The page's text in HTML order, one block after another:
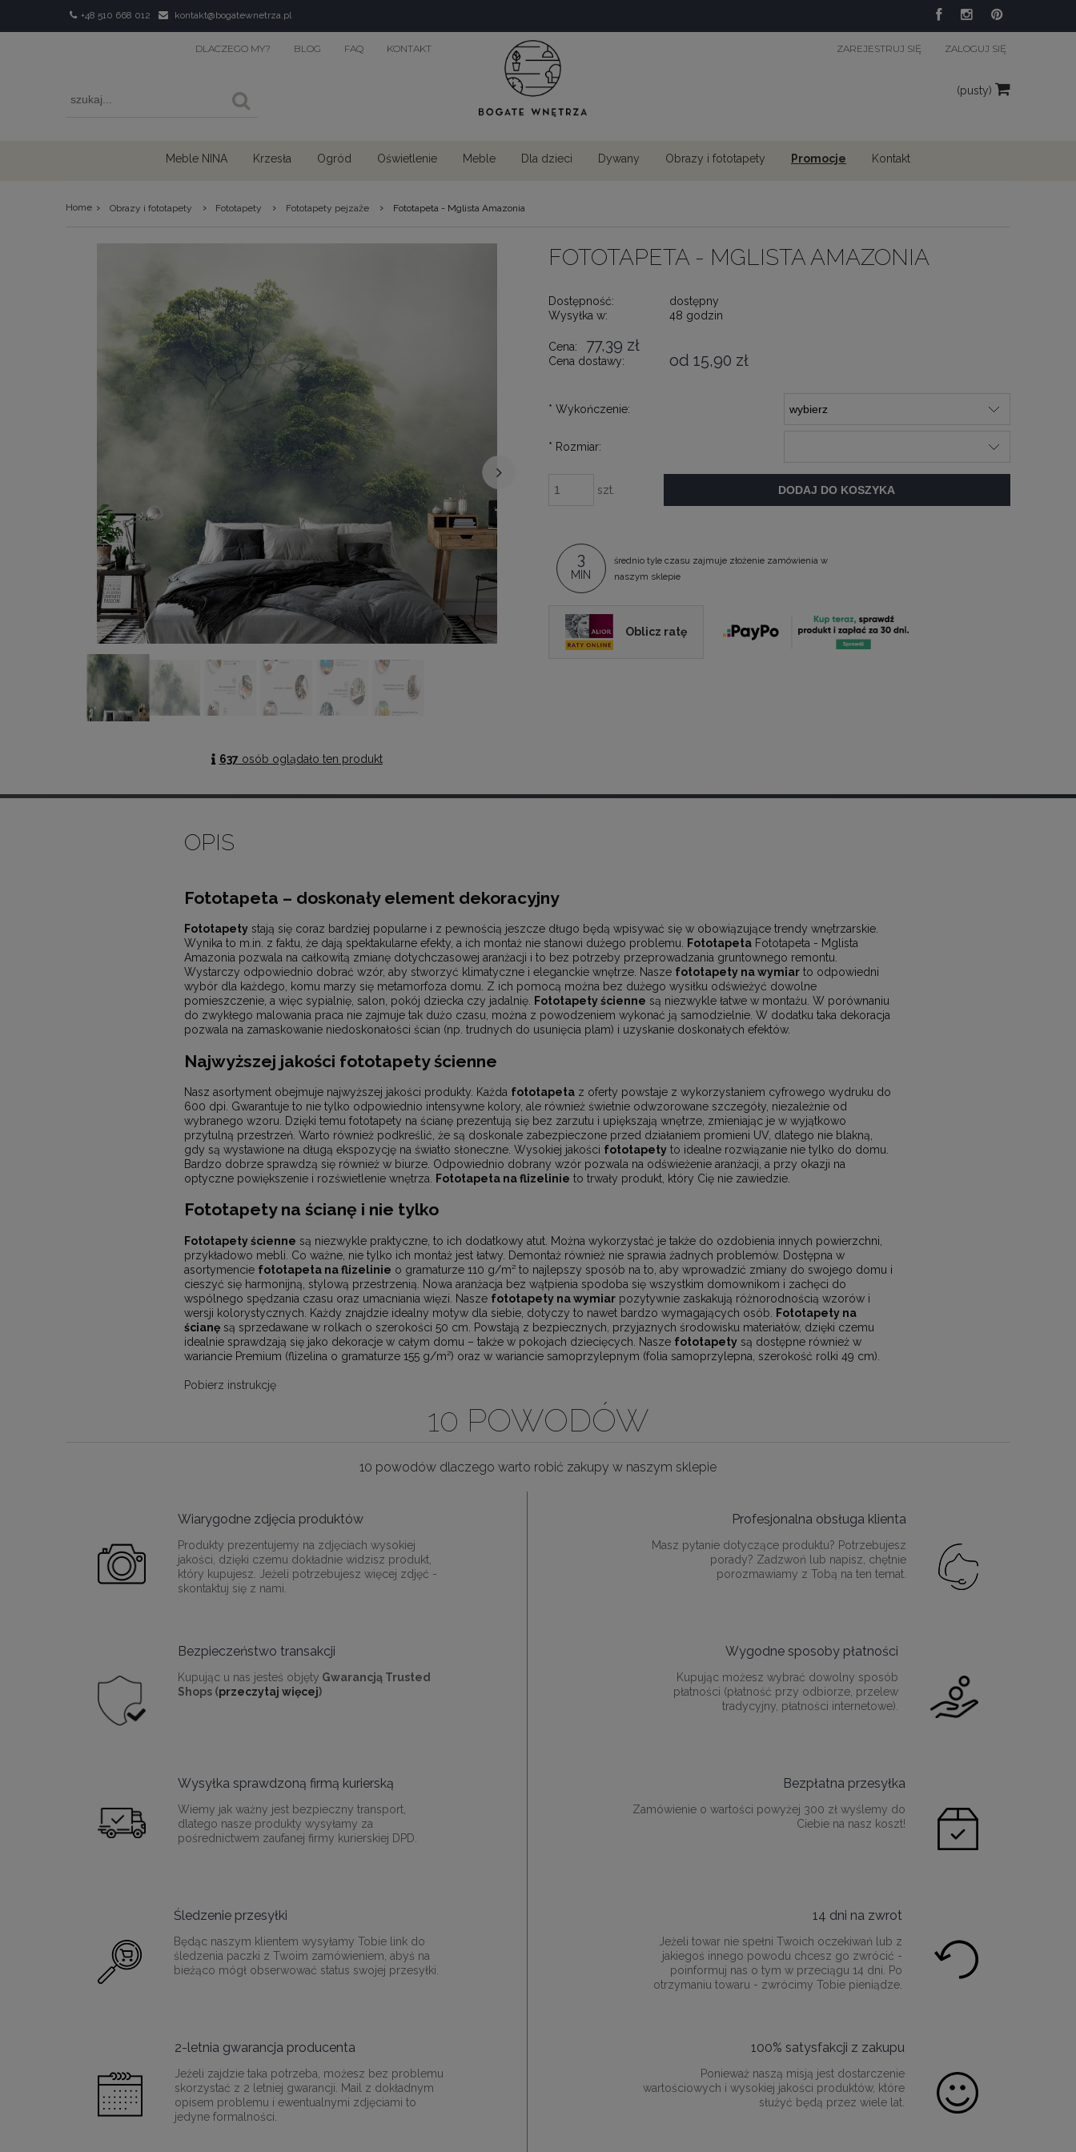
+48 510 668 012 kontakt@bogatewnetrza.pl
DLACZEGO MY? BLOG FAQ KONTAKT ZAREJESTRUJ SIĘ ZALOGUJ SIĘ
(pusty)
Meble NINA Krzesła Ogród Oświetlenie Meble Dla dzieci Dywany Obrazy i fototapety Promocje Kontakt
Home › Obrazy i fototapety › Fototapety › Fototapety pejzaże › Fototapeta - Mglista Amazonia
637osób oglądało ten produkt
FOTOTAPETA - MGLISTA AMAZONIA
Dostępność:
dostępny
Wysyłka w:
48 godzin
Cena: 77,39 zł
Cena dostawy: od 15,90 zł
* Wykończenie:
* Rozmiar:
szt. DODAJ DO KOSZYKA
3
MIN
średnio tyle czasu zajmuje złożenie zamówienia w
naszym sklepie
Oblicz ratę
OPIS
Fototapeta – doskonały element dekoracyjny
Fototapetystają się coraz bardziej popularne i z pewnością jeszcze długo będą wpisywać się w obowiązujące trendy wnętrzarskie.
Wynika to m.in. z faktu, że dają spektakularne efekty, a ich montaż nie stanowi dużego problemu. FototapetaFototapeta - Mglista
Amazonia pozwala na całkowitą zmianę dotychczasowej aranżacji i to bez potrzeby przeprowadzania gruntownego remontu.
Wystarczy odpowiednio dobrać wzór, aby stworzyć klimatyczne i eleganckie wnętrze. Nasze fototapety na wymiarto odpowiedni
wybór dla każdego, komu marzy się metamorfoza domu. Z ich pomocą można bez dużego wysiłku odświeżyć dowolne
pomieszczenie, a więc sypialnię, salon, pokój dziecka czy jadalnię. Fototapety ścienne są niezwykle łatwe w montażu. W porównaniu
do zwykłego malowania praca nie zajmuje tak dużo czasu, można z powodzeniem wykonać ją samodzielnie. W dodatku taka dekoracja
pozwala na zamaskowanie niedoskonałości ścian (np. trudnych do usunięcia plam) i uzyskanie doskonałych efektów.
Najwyższej jakości fototapety ścienne
Nasz asortyment obejmuje najwyższej jakości produkty. Każda fototapetaz oferty powstaje z wykorzystaniem cyfrowego wydruku do
600 dpi. Gwarantuje to nie tylko odpowiednio intensywne kolory, ale również świetnie odwzorowane szczegóły, niezależnie od
wybranego wzoru. Dzięki temu fototapety na ścianę prezentują się bez zarzutu i upiększają wnętrze, zmieniając je w wyjątkowo
przytulną przestrzeń. Warto również podkreślić, że są doskonale zabezpieczone przed działaniem promieni UV, dlatego nie blakną,
gdy są wystawione na długą ekspozycję na światło słoneczne. Wysokiej jakości fototapetyto idealne rozwiązanie nie tylko do domu.
Bardzo dobrze sprawdzą się również w biurze. Odpowiednio dobrany wzór pozwala na odświeżenie aranżacji, a przy okazji na
optyczne powiększenie i rozświetlenie wnętrza.
Fototapeta na flizelinie to trwały produkt, który Cię nie zawiedzie.
Fototapety na ścianę i nie tylko
Fototapety ścienne są niezwykle praktyczne, to ich dodatkowy atut. Można wykorzystać je także do ozdobienia innych powierzchni,
przykładowo mebli. Co ważne, nie tylko ich montaż jest łatwy. Demontaż również nie sprawia żadnych problemów. Dostępna w
asortymencie fototapeta na flizelinie o gramaturze 110 g/m² to najlepszy sposób na to, aby wprowadzić zmiany do swojego domu i
cieszyć się harmonijną, stylową przestrzenią. Nowa aranżacja bez wątpienia spodoba się wszystkim domownikom i zachęci do
wspólnego spędzania czasu oraz umacniania więzi. Nasze fototapety na wymiarpozytywnie zaskakują różnorodnością wzorów i
wersji kolorystycznych. Każdy znajdzie idealny motyw dla siebie, dotyczy to nawet bardzo wymagających osób.
Fototapety na
ścianęsą sprzedawane w rolkach o szerokości 50 cm. Powstają z bezpiecznych, przyjaznych środowisku materiałów, dzięki czemu
idealnie sprawdzają się jako dekoracje w całym domu – także w pokojach dziecięcych. Nasze fototapetysą dostępne również w
wariancie Premium (flizelina o gramaturze 155 g/m²) oraz w wariancie samoprzylepnym (folia samoprzylepna, szerokość rolki 49 cm).
Pobierz instrukcję
10 POWODÓW
10 powodów dlaczego warto robić zakupy w naszym sklepie
Wiarygodne zdjęcia produktów
Produkty prezentujemy na zdjęciach wysokiej
jakości, dzięki czemu dokładnie widzisz produkt,
który kupujesz. Jeżeli potrzebujesz więcej zdjęć -
skontaktuj się z nami.
Profesjonalna obsługa klienta
Masz pytanie dotyczące produktu? Potrzebujesz
porady? Zadzwoń lub napisz, chętnie
porozmawiamy z Tobą na ten temat.
Bezpieczeństwo transakcji
Kupując u nas jesteś objęty Gwarancją Trusted
Shops (przeczytaj więcej)
Wygodne sposoby płatności
Kupując możesz wybrać dowolny sposób
płatności (płatność przy odbiorze, przelew
tradycyjny, płatności internetowe).
Wysyłka sprawdzoną firmą kurierską
Wiemy jak ważny jest bezpieczny transport,
dlatego nasze produkty wysyłamy za
pośrednictwem zaufanej firmy kurierskiej DPD.
Bezpłatna przesyłka
Zamówienie o wartości powyżej 300 zł wyślemy do
Ciebie na nasz koszt!
Śledzenie przesyłki
Będąc naszym klientem wysyłamy Tobie link do
śledzenia paczki z Twoim zamówieniem, abyś na
bieżąco mógł obserwować status swojej przesyłki.
14 dni na zwrot
Jeżeli towar nie spełni Twoich oczekiwań lub z
jakiegoś innego powodu chcesz go zwrócić -
poinformuj nas o tym w przeciągu 14 dni. Po
otrzymaniu towaru - zwrócimy Tobie pieniądze.
2-letnia gwarancja producenta
Jeżeli zajdzie taka potrzeba, możesz bez problemu
skorzystać z 2 letniej gwarancji. Mail z dokładnym
opisem problemu i ewentualnymi zdjęciami to
jedyne formalności.
100% satysfakcji z zakupu
Ponieważ naszą misją jest dostarczenie
wartościowych i wysokiej jakości produktów, które
służyć będą przez wiele lat.